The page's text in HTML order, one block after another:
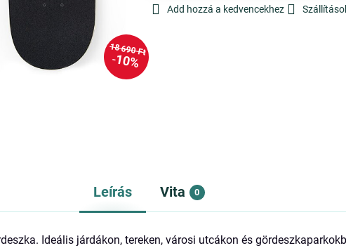
18 690 Ft
10%
Add hozzá a kedvencekhez
Leírás Vita 0
Ideális járdákon, tereken, városi utcákon és